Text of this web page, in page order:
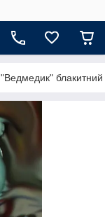
"Ведмедик" блакитний